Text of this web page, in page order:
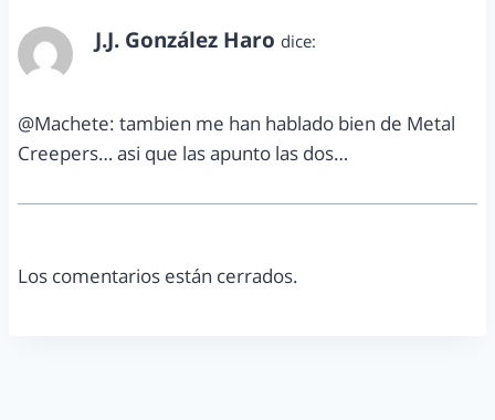
J.J. González Haro dice:
@Machete: tambien me han hablado bien de Metal
Creepers… asi que las apunto las dos…
Los comentarios están cerrados.